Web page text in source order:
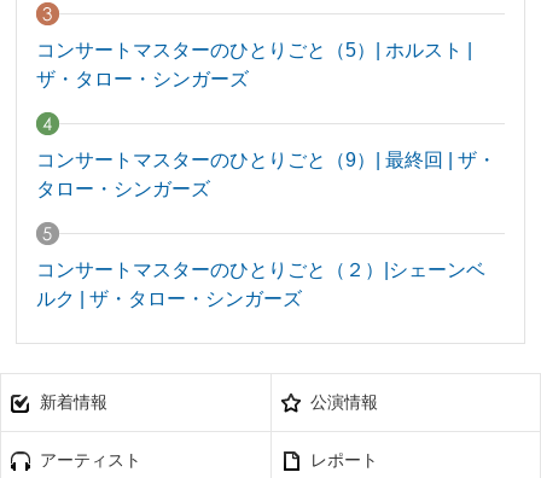
コンサートマスターのひとりごと（5）| ホルスト |
ザ・タロー・シンガーズ
コンサートマスターのひとりごと（9）| 最終回 | ザ・
タロー・シンガーズ
コンサートマスターのひとりごと（２）|シェーンベ
ルク | ザ・タロー・シンガーズ
新着情報 公演情報
アーティスト レポート